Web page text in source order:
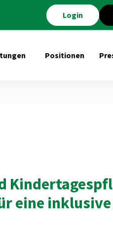
Login
Positionen
eine